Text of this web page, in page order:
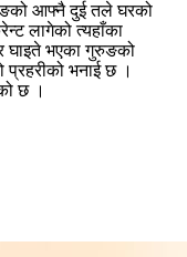
आफ्नै दुई तले घरको
लागेको त्यहाँका
घाइते भएका गुरुङको
भनाई छ ।
छ ।